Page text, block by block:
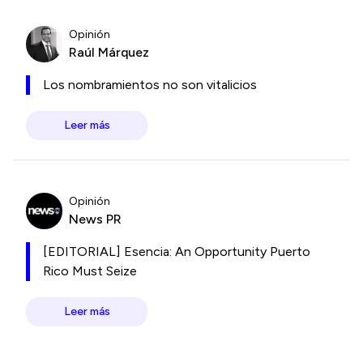
Opinión
Raúl Márquez
Los nombramientos no son vitalicios
Leer más
Opinión
News PR
[EDITORIAL] Esencia: An Opportunity Puerto
Rico Must Seize
Leer más